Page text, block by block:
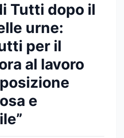
Tutti dopo il
urne:
per il
al lavoro
e